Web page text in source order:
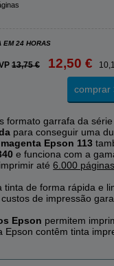
EM 24 HORAS
13,75 € 12,50 €
comprar
formato garrafa da
para conseguir uma
Epson 113
e funciona com a
até6.000 páginas
tinta de forma rápida e
de impressão
Epson permitem
Epson contêm tinta